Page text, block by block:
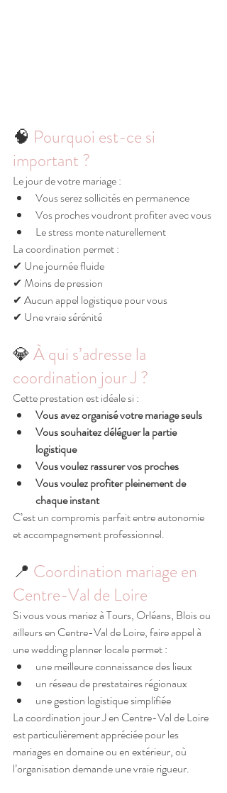
🧠 Pourquoi est-ce si
important ?
Le jour de votre mariage :
Vous serez sollicités en permanence
Vos proches voudront profiter avec vous
Le stress monte naturellement
La coordination permet :
✔ Une journée fluide
✔ Moins de pression
✔ Aucun appel logistique pour vous
✔ Une vraie sérénité
💎 À qui s’adresse la
coordination jour J ?
Cette prestation est idéale si :
Vous avez organisé votre mariage seuls
Vous souhaitez déléguer la partie
logistique
Vous voulez rassurer vos proches
Vous voulez profiter pleinement de
chaque instant
C’est un compromis parfait entre autonomie
et accompagnement professionnel.
📍 Coordination mariage en
Centre-Val de Loire
Si vous vous mariez à Tours, Orléans, Blois ou
ailleurs en Centre-Val de Loire, faire appel à
une wedding planner locale permet :
une meilleure connaissance des lieux
un réseau de prestataires régionaux
une gestion logistique simplifiée
La coordination jour J en Centre-Val de Loire
est particulièrement appréciée pour les
mariages en domaine ou en extérieur, où
l’organisation demande une vraie rigueur.